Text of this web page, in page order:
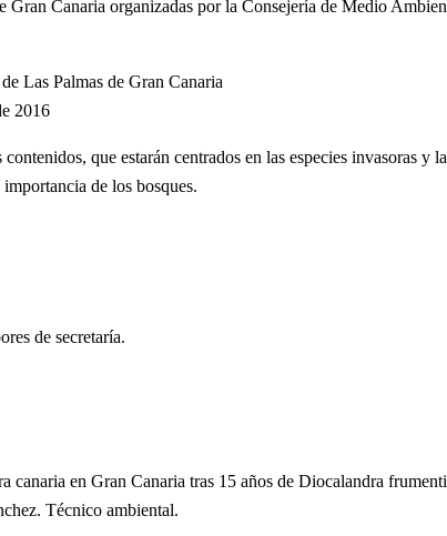
Gran Canaria organizadas por la Consejería de Medio
Las Palmas de Gran Canaria
2016
que estarán centrados en las especies invasoras
de los bosques.
de secretaría.
canaria en Gran Canaria tras 15 años de Diocalandra
Técnico ambiental.